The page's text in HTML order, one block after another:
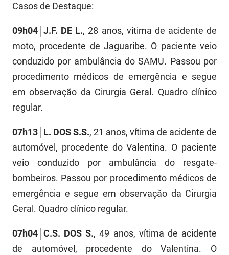
Procuradoria Geral do Estado
Saúde
Segurança e Defesa Social
Turismo e Desenvolvimento Econômico
FUNESC
IMEQ
IASS
IPHAEP
JUCEP
LIFESA
LOTEP
Casos de Destaque:
09h04│J.F. DE L., 28 anos, vítima de acidente de
moto, procedente de Jaguaribe. O paciente veio
conduzido por ambulância do SAMU. Passou por
procedimento médicos de emergência e segue
em observação da Cirurgia Geral. Quadro clínico
regular.
07h13│L. DOS S.S., 21 anos, vítima de acidente de
automóvel, procedente do Valentina. O paciente
veio conduzido por ambulância do resgate-
bombeiros. Passou por procedimento médicos de
emergência e segue em observação da Cirurgia
Geral. Quadro clínico regular.
07h04│C.S. DOS S., 49 anos, vítima de acidente
de automóvel, procedente do Valentina. O